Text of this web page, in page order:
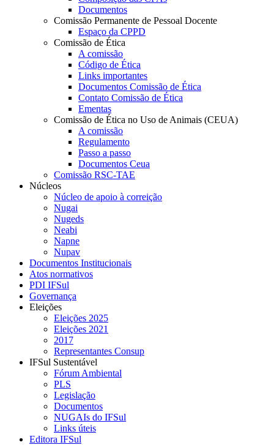
Documentos
Comissão Permanente de Pessoal Docente
Espaço da CPPD
Comissão de Ética
A comissão
Código de Ética
Links importantes
Documentos Comissão de Ética
Contato Comissão de Ética
Ementas
Comissão de Ética no Uso de Animais (CEUA)
A comissão
Regulamento
Passo a passo
Documentos Ceua
Comissão RSC-TAE
Núcleos
Núcleo de apoio à correição
Nugai
Nugeds
Neabi
Napne
Nupav
Documentos Institucionais
Atos normativos
PDI IFSul
Governança
Eleições
Eleições 2025
Eleições 2021
2017
Representantes Consup
IFSul Sustentável
Fórum Ambiental
PLS
Legislação
Documentos
NUGAIs do IFSul
Links úteis
Editora IFSul